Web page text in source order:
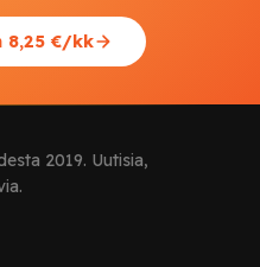
8,25 €/kk
2019. Uutisia,